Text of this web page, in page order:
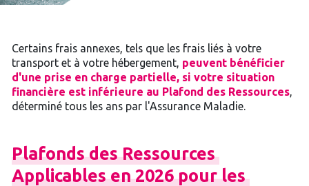
Certains frais annexes, tels que les frais liés à votre
transport et à votre hébergement, peuvent bénéficier
d'une prise en charge partielle, si votre situation
financière est inférieure au Plafond des Ressources,
déterminé tous les ans par l'Assurance Maladie.
PlafondsdesRessources
Applicablesen2026pourles